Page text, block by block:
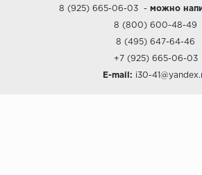
8 (925) 665-06-03- можно
8 (800) 600-48-49
8 (495) 647-64-46
+7 (925) 665-06-03
E-mail: i30-